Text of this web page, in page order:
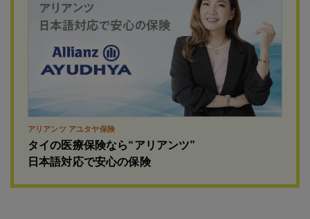
アリアンツ アユタヤ保険
タイの医療保険なら“アリアンツ”
日本語対応で安心の保険